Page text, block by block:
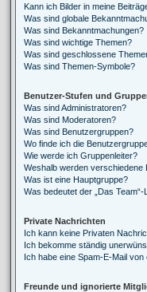
Kann ich Bilder in meine
Was sind globale
Was sind Bekanntmachungen?
Was sind wichtige Themen?
Was sind geschlossene
Was sind Themen-Symbole?
Benutzer-Stufen und
Was sind Administratoren?
Was sind Moderatoren?
Was sind Benutzergruppen?
Wo finde ich die
Wie werde ich Gruppenleiter?
Weshalb werden verschiedene
Was ist eine Hauptgruppe?
Was bedeutet der „Das
Private Nachrichten
Ich kann keine Privaten
Ich bekomme ständig
Ich habe eine Spam-E-Mail
Freunde und ignorierte